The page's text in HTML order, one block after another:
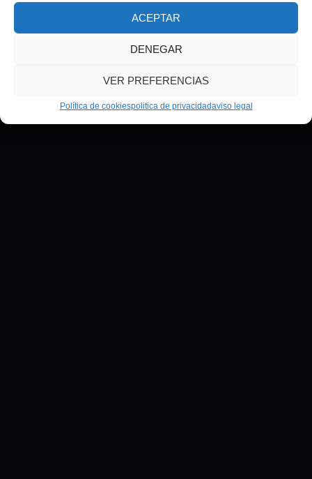
ACEPTAR
DENEGAR
VER PREFERENCIAS
Política de cookiespolitica de privacidadaviso legal